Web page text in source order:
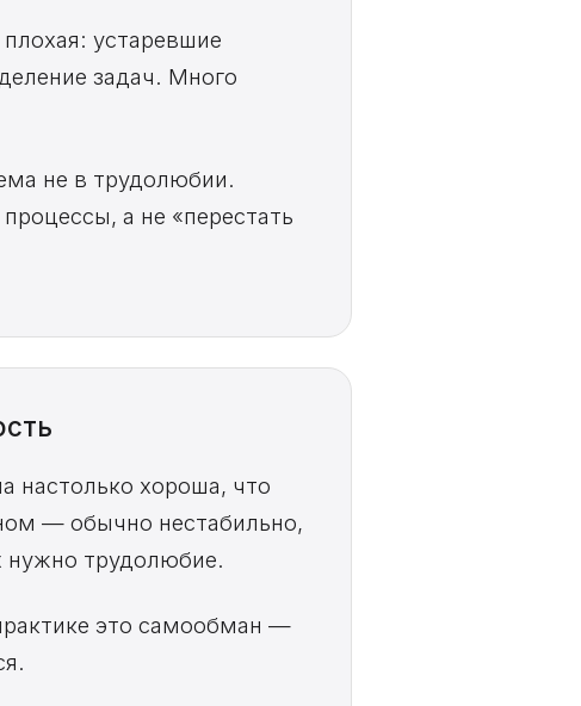
устаревшие
задач. Много
не в трудолюбии.
а не «перестать
настолько хороша, что
— обычно нестабильно,
нужно трудолюбие.
это самообман —